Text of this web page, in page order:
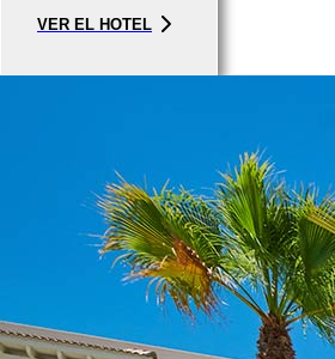
VER EL HOTEL